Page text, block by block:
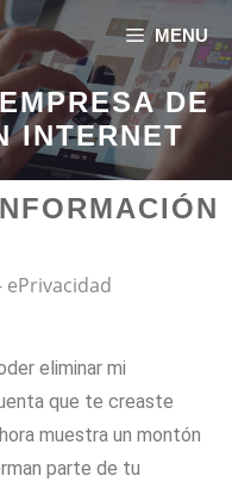
MENU
DE
INTERNET
ePrivacidad
eliminar mi
que te creaste
muestra un montón
parte de tu